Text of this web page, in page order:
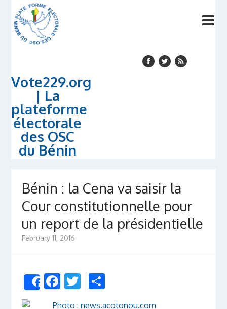
Vote229.org
| La
plateforme
électorale
des OSC
du Bénin
Bénin : la Cena va saisir la
Cour constitutionnelle pour
un report de la présidentielle
February 11, 2016
ShareFacebook
Twitter
Share